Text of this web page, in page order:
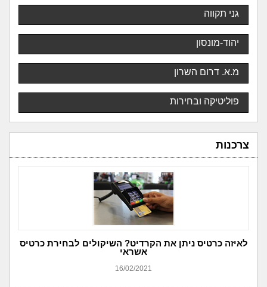
גני תקווה
יהוד-מונסון
מ.א. דרום השרון
פוליטיקה ובחירות
צרכנות
לאיזה כרטיס ניתן את הקרדיט? השיקולים לבחירת כרטיס
אשראי
16/02/2021